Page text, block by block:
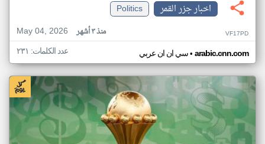
اخبار جزر القمر
Politics
May 04, 2026
منذ ٣ أشهر VF17PD
سي ان ان عربي• arabic.cnn.com عدد الكلمات: ٢٣١